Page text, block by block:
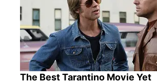
The Best Tarantino Movie Yet